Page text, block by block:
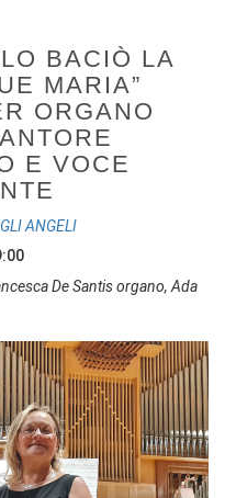
BACIÒ LA
MARIA”
ORGANO
E VOCE
ANGELI
De Santis organo, Ada